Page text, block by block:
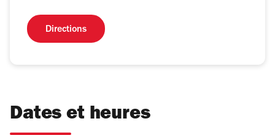
Directions
Dates et heures